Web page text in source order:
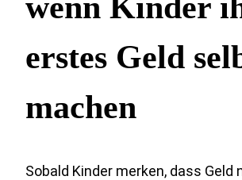
erstes Geld
machen
Sobald Kinder merken, dass Geld